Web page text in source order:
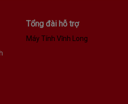
Tổng đài hỗ trợ
Máy Tính Vĩnh Long